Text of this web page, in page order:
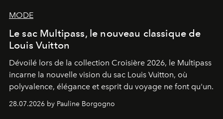
MODE
Le sac Multipass, le nouveau classique de
Louis Vuitton
Dévoilé lors de la collection Croisière 2026, le Multipass
incarne la nouvelle vision du sac Louis Vuitton, où
polyvalence, élégance et esprit du voyage ne font qu'un.
28.07.2026 by Pauline Borgogno